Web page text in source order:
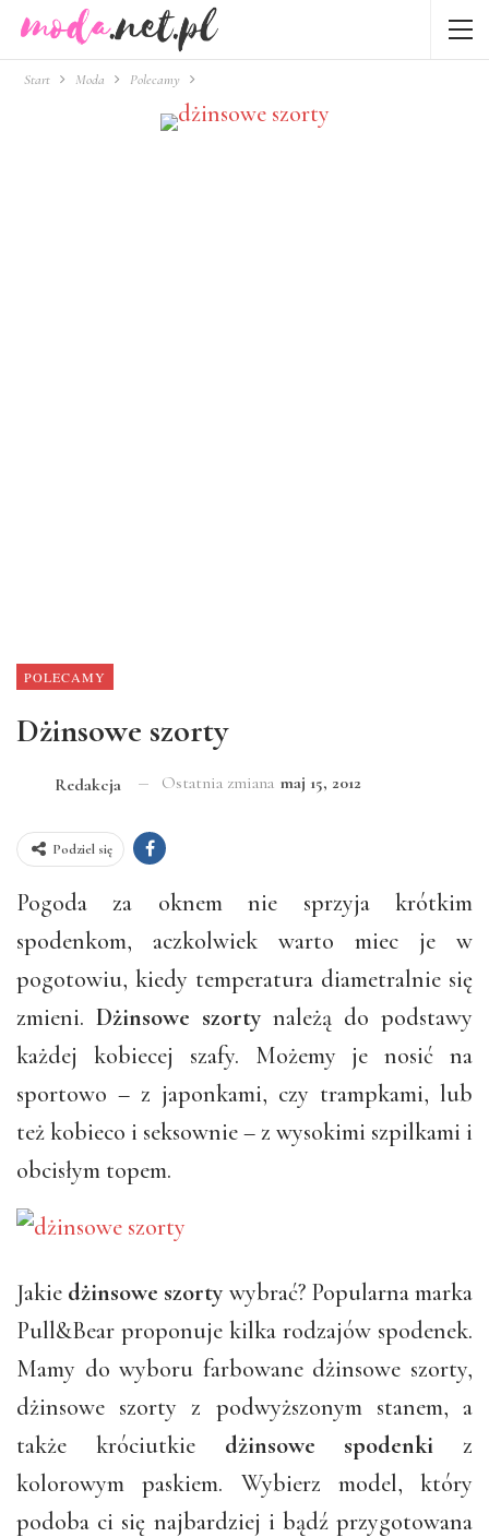
Start Moda Polecamy
POLECAMY
Dżinsowe szorty
Redakcja Ostatnia zmiana maj 15, 2012
Podziel się
Pogoda za oknem nie sprzyja krótkim
spodenkom, aczkolwiek warto miec je w
pogotowiu, kiedy temperatura diametralnie się
zmieni. Dżinsowe szorty należą do podstawy
każdej kobiecej szafy. Możemy je nosić na
sportowo – z japonkami, czy trampkami, lub
też kobieco i seksownie – z wysokimi szpilkami i
obcisłym topem.
Jakie dżinsowe szorty wybrać? Popularna marka
Pull&Bear proponuje kilka rodzajów spodenek.
Mamy do wyboru farbowane dżinsowe szorty,
dżinsowe szorty z podwyższonym stanem, a
także króciutkie dżinsowe spodenki z
kolorowym paskiem. Wybierz model, który
podoba ci się najbardziej i bądź przygotowana